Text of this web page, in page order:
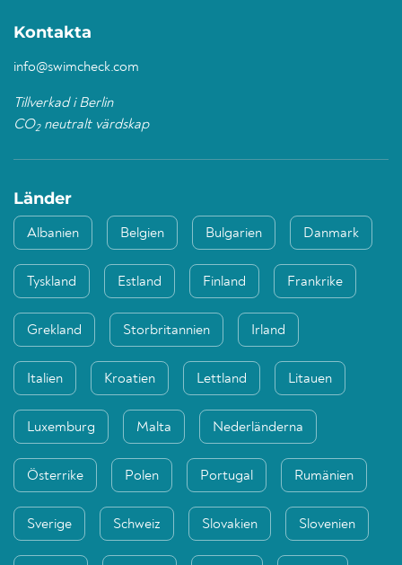
Kontakta
info@swimcheck.com
Tillverkad i Berlin
CO2neutralt värdskap
Länder
Albanien Belgien Bulgarien Danmark
Tyskland Estland Finland Frankrike
Grekland Storbritannien Irland
Italien Kroatien Lettland Litauen
Luxemburg Malta Nederländerna
Österrike Polen Portugal Rumänien
Sverige Schweiz Slovakien Slovenien